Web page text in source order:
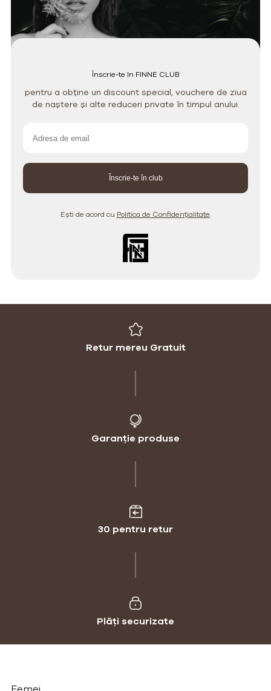
Înscrie-te în FINNE CLUB
pentru a obține un discount special, vouchere de ziua
de naștere și alte reduceri private în timpul anului.
Ești de acord cu Politica de Confidențialitate.
Retur mereu Gratuit
Garanție produse
30 pentru retur
Plăți securizate